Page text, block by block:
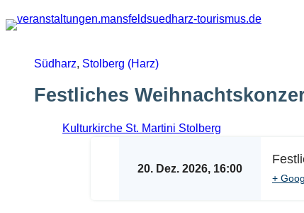
Zum
Inhalt
Südharz, Stolberg (Harz)
Festliches
Kulturkirche St. Martini Stolberg
20. Dez. 2026, 16:00
+